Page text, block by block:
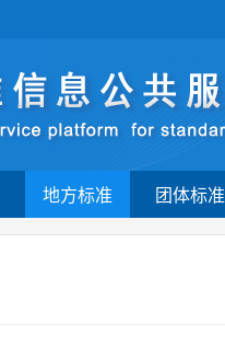
地方标准 团体标准